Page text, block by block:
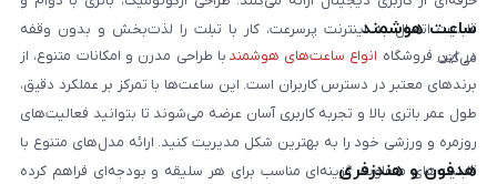
قابلیت اتصال به اینترنت پرسرعت، کار با تبلت را لذت‌بخش و بدون وقفه
می‌کند.
ساعت هوشمند
در این فروشگاه انواع ساعت‌های هوشمند با طراحی مدرن و امکانات متنوع، از
برندهای معتبر در دسترس کاربران است. این ساعت‌ها با تمرکز بر عملکرد دقیق،
طول عمر باتری بالا و تجربه کاربری آسان عرضه می‌شوند تا بتوانید فعالیت‌های
روزمره و ورزشی خود را به بهترین شکل مدیریت کنید. ارائه مدل‌های متنوع با
قابلیت‌های متفاوت، گزینه‌ای مناسب برای هر سلیقه و بودجه‌ای فراهم کرده
هدفون و هندزفری